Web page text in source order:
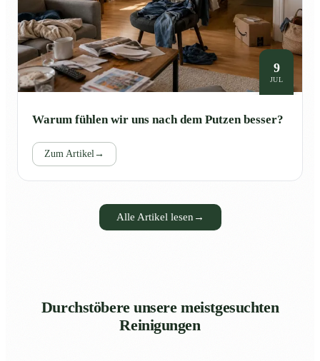
9
JUL
Warum fühlen wir uns nach dem Putzen besser?
Zum Artikel→
Alle Artikel lesen →
Durchstöbere unsere meistgesuchten
Reinigungen